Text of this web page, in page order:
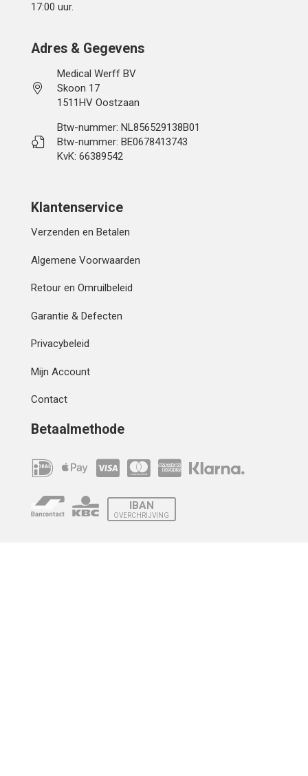
17:00 uur.
Adres & Gegevens
Medical Werff BV
Skoon 17
1511HV Oostzaan
Btw-nummer: NL856529138B01
Btw-nummer: BE0678413743
KvK: 66389542
Klantenservice
Verzenden en Betalen
Algemene Voorwaarden
Retour en Omruilbeleid
Garantie & Defecten
Privacybeleid
Mijn Account
Contact
Betaalmethode
IBAN
OVERCHRIJVING